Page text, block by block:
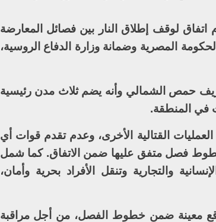
لوقف إطلاق النار بين فصائل المعارضة
المصرية وضمانة وزارة الدفاع الروسية،
حمص الشمالي وأنه يضم ثلاث مدن رئيسية
في المنطقة.
القتالية الأخرى، وعدم تقدم قوات أي
فصل متفق عليها ضمن الاتفاق. كما شمل
والتجارية وتنقل الأفراد بحرية وأمان،
معينة ضمن خطوط الفصل، من أجل مراقبة